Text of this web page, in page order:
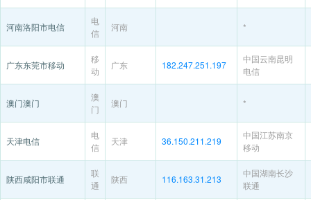
河南洛阳市电信
电
信
河南 *
广东东莞市移动
移
动
广东 182.247.251.197
中国云南昆明
电信
澳门澳门
澳
门
澳门 *
天津电信
电
信
天津 36.150.211.219
中国江苏南京
移动
陕西咸阳市联通
联
通
陕西 116.163.31.213
中国湖南长沙
联通